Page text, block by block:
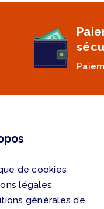
de cookies
légales
générales de